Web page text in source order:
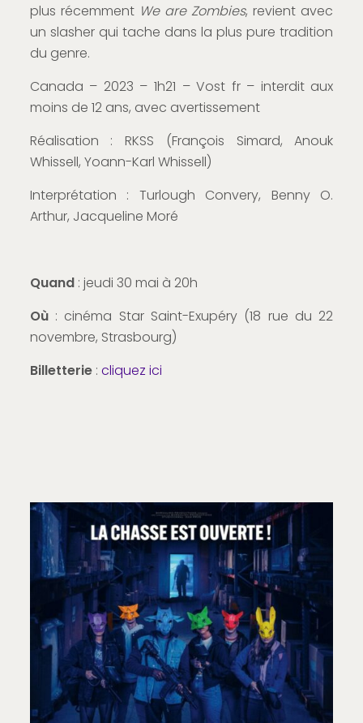
plus récemment We are Zombies, revient avec
un slasher qui tache dans la plus pure tradition
du genre.
Canada – 2023 – 1h21 – Vost fr – interdit aux
moins de 12 ans, avec avertissement
Réalisation : RKSS (François Simard, Anouk
Whissell, Yoann-Karl Whissell)
Interprétation : Turlough Convery, Benny O.
Arthur, Jacqueline Moré
Quand: jeudi 30 mai à 20h
Où: cinéma Star Saint-Exupéry (18 rue du 22
novembre, Strasbourg)
Billetterie: cliquez ici